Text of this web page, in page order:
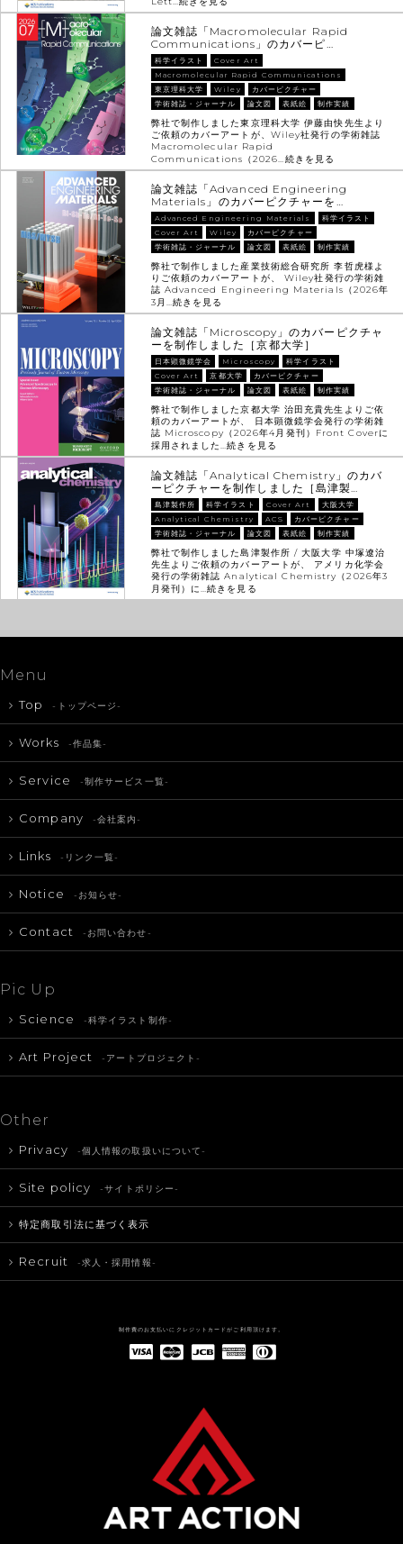
論文雑誌「Macromolecular Rapid
Communications」のカバーピ…
科学イラスト
Cover Art
Macromolecular Rapid Communications
東京理科大学
Wiley
カバーピクチャー
学術雑誌・ジャーナル
論文図 表紙絵 制作実績
弊社で制作しました東京理科大学 伊藤由快先生より
ご依頼のカバーアートが、Wiley社発行の学術雑誌
Macromolecular Rapid
Communications（2026…続きを見る
論文雑誌「Advanced Engineering
Materials」のカバーピクチャーを…
Advanced Engineering Materials
科学イラスト
Cover Art
Wiley
カバーピクチャー
学術雑誌・ジャーナル
論文図 表紙絵 制作実績
弊社で制作しました産業技術総合研究所 李哲虎様よ
りご依頼のカバーアートが、 Wiley社発行の学術雑
誌 Advanced Engineering Materials（2026年
3月…続きを見る
論文雑誌「Microscopy」のカバーピクチャ
ーを制作しました［京都大学］
日本顕微鏡学会 Microscopy
科学イラスト
Cover Art
京都大学
カバーピクチャー
学術雑誌・ジャーナル
論文図 表紙絵 制作実績
弊社で制作しました京都大学 治田充貴先生よりご依
頼のカバーアートが、 日本顕微鏡学会発行の学術雑
誌 Microscopy（2026年4月発刊）Front Coverに
採用されました…続きを見る
論文雑誌「Analytical Chemistry」のカバ
ーピクチャーを制作しました［島津製…
島津製作所 科学イラスト Cover Art
大阪大学
Analytical Chemistry
ACS
カバーピクチャー
学術雑誌・ジャーナル
論文図 表紙絵 制作実績
弊社で制作しました島津製作所 / 大阪大学 中塚遼治
先生よりご依頼のカバーアートが、 アメリカ化学会
発行の学術雑誌 Analytical Chemistry（2026年3
月発刊）に…続きを見る
Menu
Top -トップページ-
Works -作品集-
Service -制作サービス一覧-
Company -会社案内-
Links -リンク一覧-
Notice -お知らせ-
Contact -お問い合わせ-
Pic Up
Science -科学イラスト制作-
Art Project -アートプロジェクト-
Other
Privacy -個人情報の取扱いについて-
Site policy -サイトポリシー-
特定商取引法に基づく表示
Recruit -求人・採用情報-
制作費のお支払いにクレジットカードがご利用頂けます。